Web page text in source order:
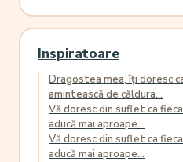
Inspiratoare
Dragostea mea, îți doresc
amintească de căldura...
Vă doresc din suflet ca
aducă mai aproape...
Vă doresc din suflet ca
aducă mai aproape...